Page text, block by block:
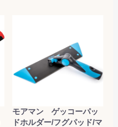
モアマン ゲッコーパッ
ドホルダー/フグパッド/マ